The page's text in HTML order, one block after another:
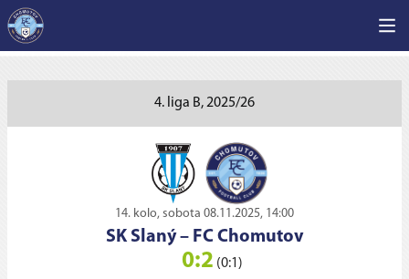
4. liga B, 2025/26
14. kolo, sobota 08.11.2025, 14:00
SK Slaný– FC Chomutov
0:2 (0:1)